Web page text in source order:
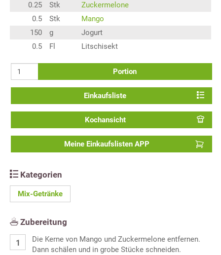
0.25 Stk
Zuckermelone
0.5
Stk
Mango
150
g
Jogurt
0.5
Fl Litschisekt
Portion
Einkaufsliste
Kochansicht
Meine Einkaufslisten APP
Kategorien
Mix-Getränke
Zubereitung
Die Kerne von Mango und Zuckermelone entfernen.
Dann schälen und in grobe Stücke schneiden.